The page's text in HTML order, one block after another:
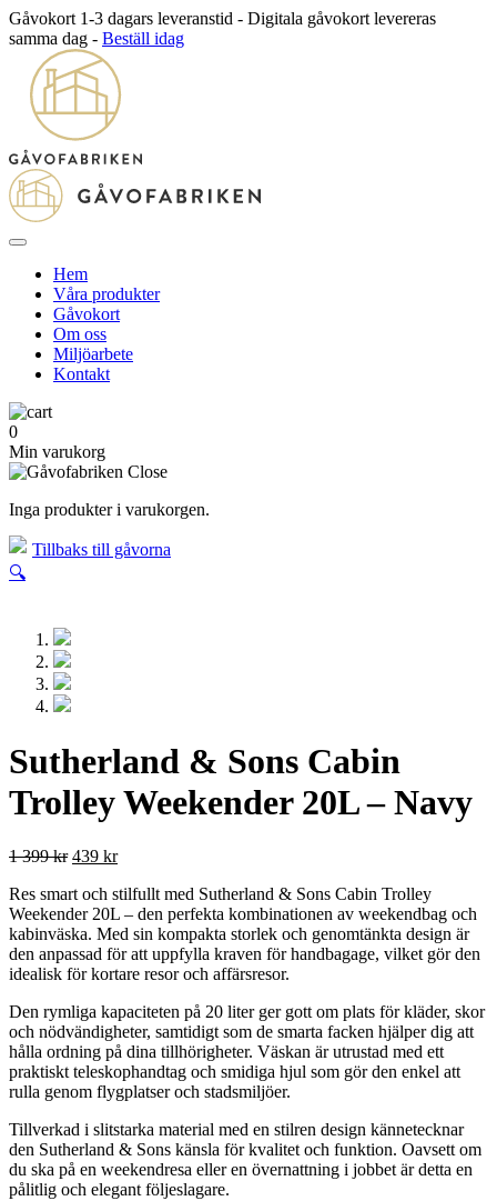
Gåvokort 1-3 dagars leveranstid - Digitala gåvokort levereras
samma dag - Beställ idag
Hem
Våra produkter
Gåvokort
Om oss
Miljöarbete
Kontakt
0
Min varukorg
Inga produkter i varukorgen.
Tillbaks till gåvorna
🔍
Sutherland & Sons Cabin
Trolley Weekender 20L – Navy
1 399kr 439 kr
Res smart och stilfullt med Sutherland & Sons Cabin Trolley
Weekender 20L – den perfekta kombinationen av weekendbag och
kabinväska. Med sin kompakta storlek och genomtänkta design är
den anpassad för att uppfylla kraven för handbagage, vilket gör den
idealisk för kortare resor och affärsresor.
Den rymliga kapaciteten på 20 liter ger gott om plats för kläder, skor
och nödvändigheter, samtidigt som de smarta facken hjälper dig att
hålla ordning på dina tillhörigheter. Väskan är utrustad med ett
praktiskt teleskophandtag och smidiga hjul som gör den enkel att
rulla genom flygplatser och stadsmiljöer.
Tillverkad i slitstarka material med en stilren design kännetecknar
den Sutherland & Sons känsla för kvalitet och funktion. Oavsett om
du ska på en weekendresa eller en övernattning i jobbet är detta en
pålitlig och elegant följeslagare.